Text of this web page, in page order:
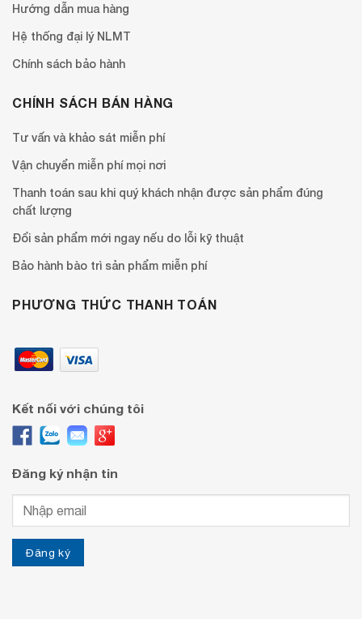
Hướng dẫn mua hàng
Hệ thống đại lý NLMT
Chính sách bảo hành
CHÍNH SÁCH BÁN HÀNG
Tư vấn và khảo sát miễn phí
Vận chuyển miễn phí mọi nơi
Thanh toán sau khi quý khách nhận được sản phẩm đúng
chất lượng
Đổi sản phẩm mới ngay nếu do lỗi kỹ thuật
Bảo hành bào trì sản phẩm miễn phí
PHƯƠNG THỨC THANH TOÁN
Kết nối với chúng tôi
Đăng ký nhận tin